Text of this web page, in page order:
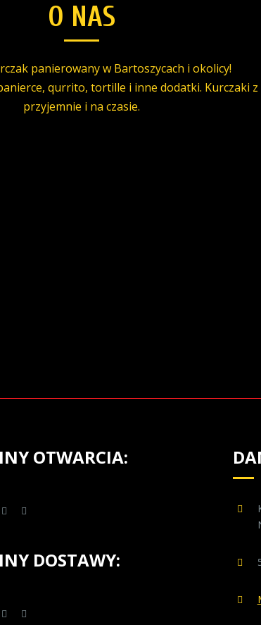
O NAS
panierowany w Bartoszycach i okolicy!
qurrito, tortille i inne dodatki. Kurczaki z
przyjemnie i na czasie.
OTWARCIA:
DOSTAWY: